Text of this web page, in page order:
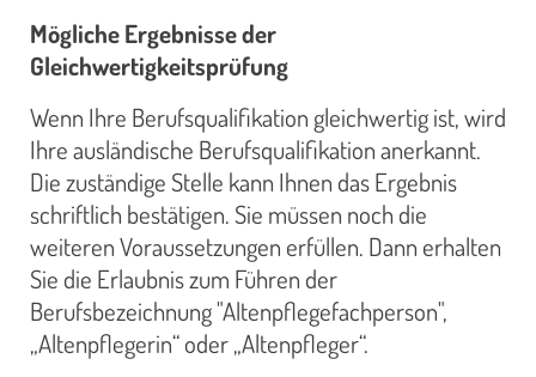
Mögliche Ergebnisse der
Gleichwertigkeitsprüfung
Wenn Ihre Berufsqualifikation gleichwertig ist, wird
Ihre ausländische Berufsqualifikation anerkannt.
Die zuständige Stelle kann Ihnen das Ergebnis
schriftlich bestätigen. Sie müssen noch die
weiteren Voraussetzungen erfüllen. Dann erhalten
Sie die Erlaubnis zum Führen der
Berufsbezeichnung "Altenpflegefachperson",
„Altenpflegerin“ oder „Altenpfleger“.